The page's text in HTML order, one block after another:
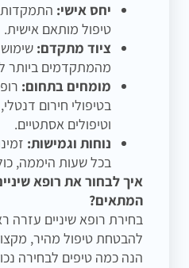
יחס אישי: התמקדות
טיפול מותאם אישית.
ציוד מתקדם:
מהמתקדמים ביותר
מומחים בתחום:
בטיפולי חירום
וטיפולים אסתטיים.
נוחות וגמישות:
בכל שעות היממה,
איך לבחור את רופא
המתאים?
בחירת רופא שיניים עזרה
להבטחת טיפול מהיר,
הנה כמה טיפים לבחירה